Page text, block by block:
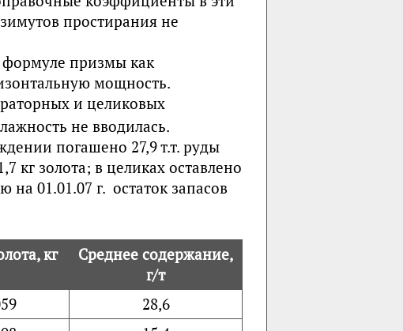
простирания не
призмы как
мощность.
и целиковых
не вводилась.
погашено 27,9 т.т. руды
кг золота; в целиках оставлено
на 01.01.07 г. остаток запасов
кг
Среднее содержание,
г/т
28,6